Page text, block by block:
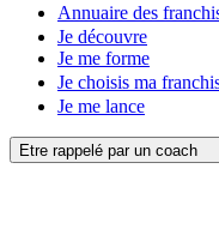
Annuaire des
Je découvre
Je me forme
Je choisis ma
Je me lance
Etre rappelé par un coach